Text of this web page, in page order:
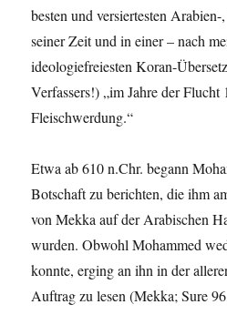
besten und versiertesten
seiner Zeit und in einer – nach
ideologiefreiesten Koran-
Verfassers!) „im Jahre der Flucht
Fleischwerdung.“
Etwa ab 610 n.Chr. begann
Botschaft zu berichten, die ihm
von Mekka auf der Arabischen
wurden. Obwohl Mohammed
konnte, erging an ihn in der
Auftrag zu lesen (Mekka; Sure